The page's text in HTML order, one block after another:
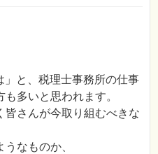
」と、税理士事務所の仕事
多いと思われます。
皆さんが今取り組むべきな
なものか、